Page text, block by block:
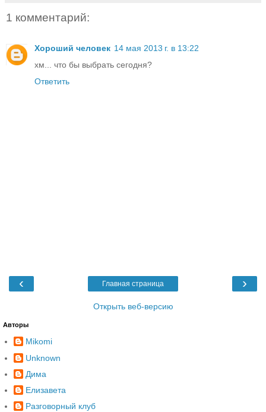
1 комментарий:
Хороший человек 14 мая 2013 г. в 13:22
хм... что бы выбрать сегодня?
Ответить
‹ ›
Главная страница
Открыть веб-версию
Авторы
Mikomi
Unknown
Дима
Елизавета
Разговорный клуб